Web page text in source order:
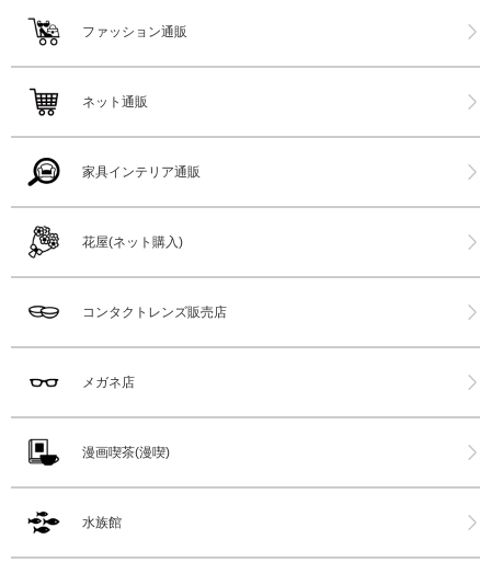
ファッション通販
ネット通販
家具インテリア通販
花屋(ネット購入)
コンタクトレンズ販売店
メガネ店
漫画喫茶(漫喫)
水族館